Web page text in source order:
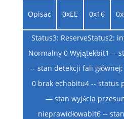
Opisać 0xEE 0x16
Status3: ReserveStatus2:
Normalny 0 Wyjątekbit1 --
-- stan detekcji fali
0 brak echobitu4 -- status
— stan wyjścia
nieprawidłowabit6 --